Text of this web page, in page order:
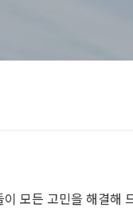
모든 고민을 해결해